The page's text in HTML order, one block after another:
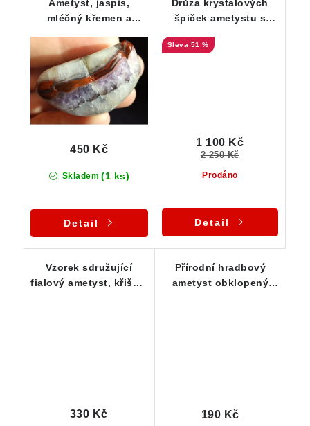
Ametyst, jaspis,
mléčný křemen a
valounek
Skladem (1 ks)
450 Kč
Detail
Drůza krystalových
špiček ametystu s
křemenná podložka
51 %
Prodáno
1 100 Kč
2 250 Kč
Detail
Vzorek sdružující
fialový ametyst, křišťál
330 Kč
Přírodní hradbový
ametyst obklopený
190 Kč